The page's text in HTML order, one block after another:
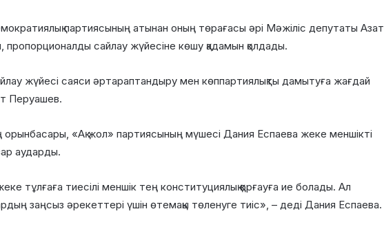
партиясының атынан оның төрағасы әрі Мәжіліс депутаты Азат
сайлау жүйесіне көшу қадамын қолдады.
жүйесі саяси әртараптандыру мен көппартиялықты дамытуға жағдай
Перуашев.
орынбасары, «Ақ жол» партиясының мүшесі Дания Еспаева жеке меншікті
аударды.
тұлғаға тиесілі меншік тең конституциялық қорғауға ие болады. Ал
заңсыз әрекеттері үшін өтемақы төленуге тиіс», – деді Дания Еспаева.